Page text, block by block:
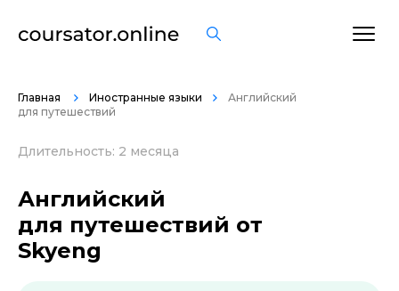
Главная Иностранные языки
Английский
для путешествий
Длительность: 2 месяца
Английский
для путешествий от
Skyeng